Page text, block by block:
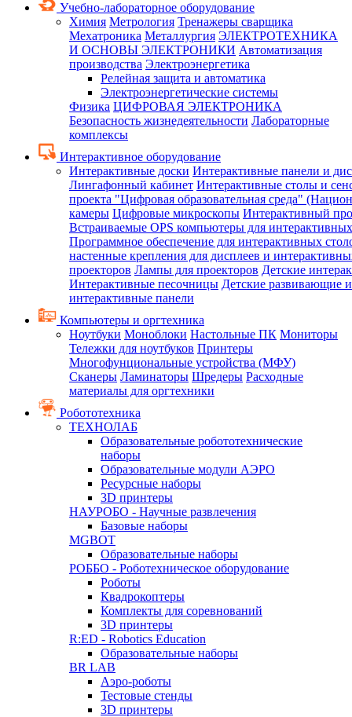
Учебно-лабораторное оборудование
Химия Метрология Тренажеры сварщика
Мехатроника Металлургия ЭЛЕКТРОТЕХНИКА
И ОСНОВЫ ЭЛЕКТРОНИКИ Автоматизация
производства Электроэнергетика
Релейная защита и автоматика
Электроэнергетические системы
Физика ЦИФРОВАЯ ЭЛЕКТРОНИКА
Безопасность жизнедеятельности Лабораторные
комплексы
Интерактивное оборудование
Интерактивные доски Интерактивные панели и
Лингафонный кабинет Интерактивные столы и
проекта "Цифровая образовательная среда"
камеры Цифровые микроскопы Интерактивный
Встраиваемые OPS компьютеры для
Программное обеспечение для интерактивных
настенные крепления для дисплеев и
проекторов Лампы для проекторов Детские
Интерактивные песочницы Детские развивающие
интерактивные панели
Компьютеры и оргтехника
Ноутбуки Моноблоки Настольные ПК Мониторы
Тележки для ноутбуков Принтеры
Многофунциональные устройства (МФУ)
Сканеры Ламинаторы Шредеры Расходные
материалы для оргтехники
Робототехника
ТЕХНОЛАБ
Образовательные робототехнические
наборы
Образовательные модули АЭРО
Ресурсные наборы
3D принтеры
НАУРОБО - Научные развлечения
Базовые наборы
MGBOT
Образовательные наборы
РОББО - Роботехническое оборудование
Роботы
Квадрокоптеры
Комплекты для соревнований
3D принтеры
R:ED - Robotics Education
Образовательные наборы
BR LAB
Аэро-роботы
Тестовые стенды
3D принтеры